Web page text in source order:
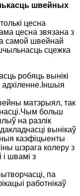
швейных
цесна
цесна звязана з
самой швейнай
сцежка
робяць вынікі
адхіленне.Іншыя
матэрыял, так
больш
на разлік
вынікаў
каэфіцыенты
шэрага колеру з
і швамі з
па
работнікаў